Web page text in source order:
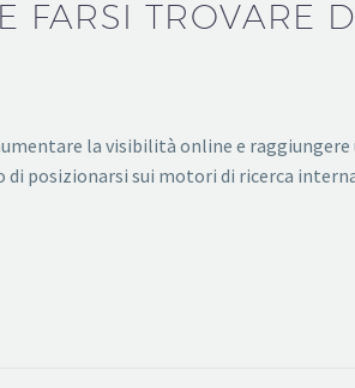
FARSI TROVARE
la visibilità online e raggiungere
posizionarsi sui motori di ricerca